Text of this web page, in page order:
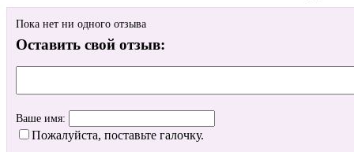
Пока нет ни одного отзыва
Оставить свой отзыв:
Ваше имя:
Пожалуйста, поставьте галочку.